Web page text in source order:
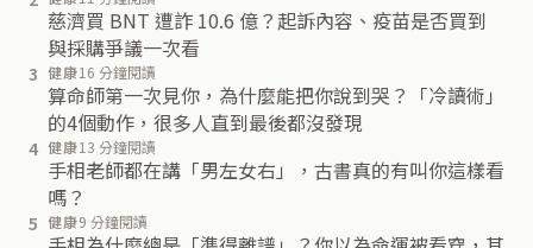
慈濟買 BNT 遭詐 10.6 億？起訴內容、疫苗是否買到
與採購爭議一次看
3 健康16 分鐘閱讀
算命師第一次見你，為什麼能把你說到哭？「冷讀術」
的4個動作，很多人直到最後都沒發現
4 健康13 分鐘閱讀
手相老師都在講「男左女右」，古書真的有叫你這樣看
嗎？
5 健康9 分鐘閱讀